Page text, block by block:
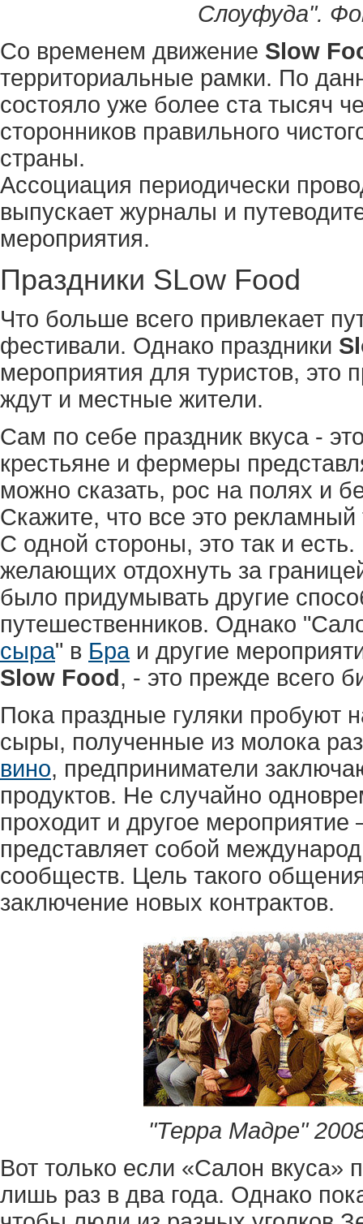
Слоуфуда".
Со временем движение Slow
территориальные рамки. По
состояло уже более ста тысяч
сторонников правильного
страны.
Ассоциация периодически
выпускает журналы и
мероприятия.
Праздники SLow Food
Что больше всего привлекает
фестивали. Однако праздники
мероприятия для туристов, это
ждут и местные жители.
Сам по себе праздник вкуса -
крестьяне и фермеры
можно сказать, рос на полях и
Скажите, что все это
С одной стороны, это так и
желающих отдохнуть за
было придумывать другие
путешественников. Однако
сыра" в Браи другие
Slow Food, - это прежде всего
Пока праздные гуляки пробуют
сыры, полученные из молока
вино, предприниматели
продуктов. Не случайно
проходит и другое
представляет собой
сообществ. Цель такого
заключение новых контрактов.
"Терра Мадре"
Вот только если «Салон вкуса»
лишь раз в два года. Однако